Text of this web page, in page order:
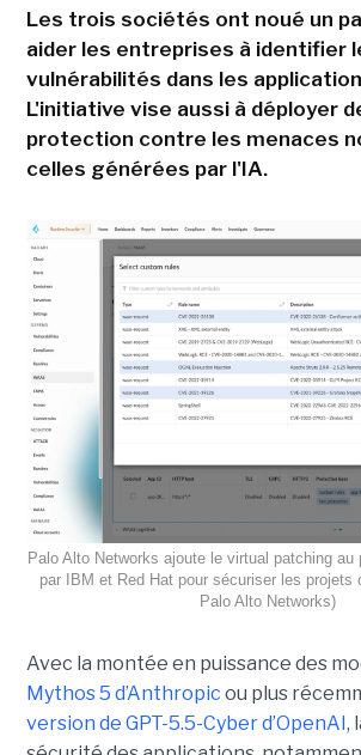
Les trois sociétés ont noué un
aider les entreprises à identifier
vulnérabilités dans les
L'initiative vise aussi à déployer
protection contre les menaces
celles générées par l'IA.
Palo Alto Networks ajoute le virtual patching au
par IBM et Red Hat pour sécuriser les projets
Palo Alto Networks)
Avec la montée en puissance des
Mythos 5 d’Anthropic ou plus
version de GPT-5.5-Cyber d’OpenAI,